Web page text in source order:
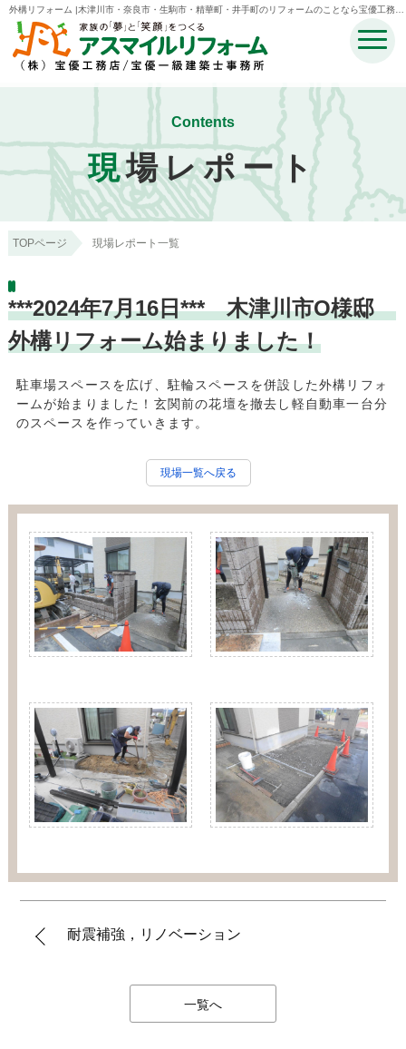
外構リフォーム |木津川市・奈良市・生駒市・精華町・井手町のリフォームのことなら宝優工務店
アスマイルリフォーム
Contents
現場レポート
TOPページ 現場レポート一覧
***2024年7月16日*** 木津川市O様邸
外構リフォーム始まりました！
駐車場スペースを広げ、駐輪スペースを併設した外構リフォ
ームが始まりました！玄関前の花壇を撤去し軽自動車一台分
のスペースを作っていきます。
現場一覧へ戻る
耐震補強，リノベーション
一覧へ